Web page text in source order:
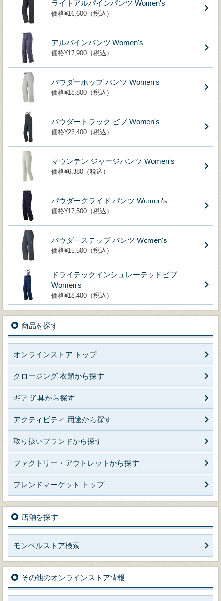
ライトアルパインパンツ Women's
価格¥16,600（税込）
アルパインパンツ Women's
価格¥17,900（税込）
パウダーホップ パンツ Women's
価格¥18,800（税込）
パウダートラック ビブ Women's
価格¥23,400（税込）
マウンテン ジャージパンツ Women's
価格¥6,380（税込）
パウダーグライド パンツ Women's
価格¥17,500（税込）
パウダーステップ パンツ Women's
価格¥15,500（税込）
ドライテックインシュレーテッドビブ
Women's
価格¥18,400（税込）
商品を探す
オンラインストア トップ
クロージング 衣類から探す
ギア 道具から探す
アクティビティ 用途から探す
取り扱いブランドから探す
ファクトリー・アウトレットから探す
フレンドマーケット トップ
店舗を探す
モンベルストア検索
その他のオンラインストア情報